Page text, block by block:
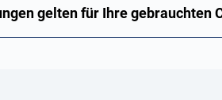
gelten für Ihre gebrauchten